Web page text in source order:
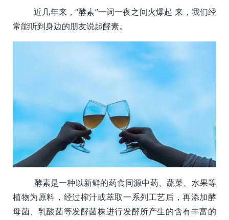
近几年来，“酵素”一词一夜之间火爆起 来，我们经
常能听到身边的朋友说起酵素。
酵素是一种以新鲜的药食同源中药、蔬菜、水果等
植物为原料，经过榨汁或萃取一系列工艺后，再添加酵
母菌、乳酸菌等发酵菌株进行发酵所产生的含有丰富的